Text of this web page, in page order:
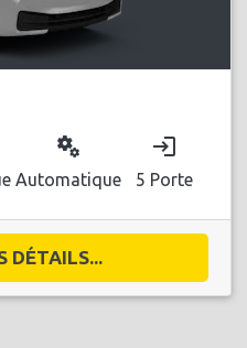
miscellaneous_services
Automatique
login
5 Porte
DÉTAILS...